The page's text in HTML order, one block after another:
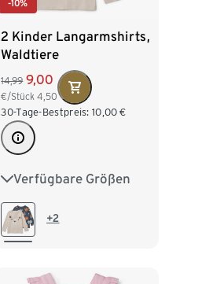
-10%
2 Kinder Langarmshirts,
Waldtiere
14,99 9,00
€/Stück4,50
30-Tage-Bestpreis: 10,00 €
Verfügbare Größen
50/56 62/68 74/80
86/92 +2